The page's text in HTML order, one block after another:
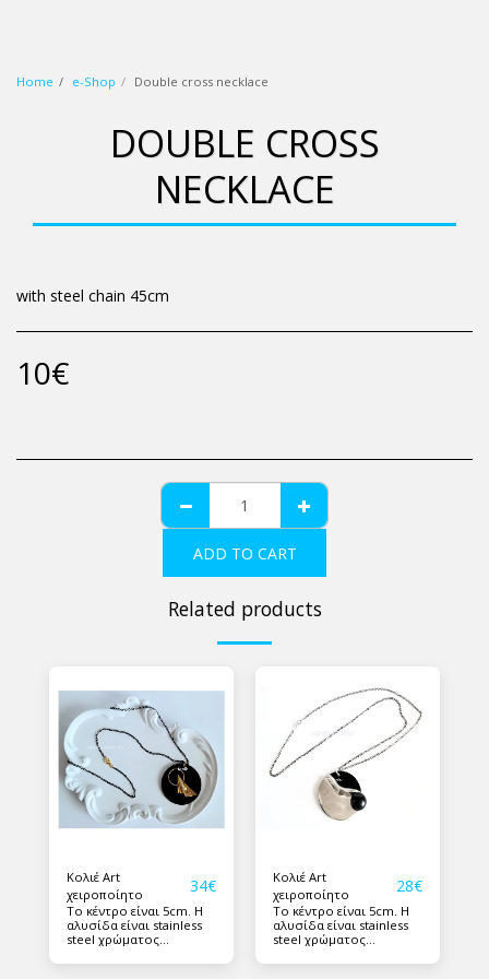
Home e-Shop Double cross necklace
DOUBLE CROSS
NECKLACE
with steel chain 45cm
10€
ADD TO CART
Related products
Κολιέ Art
χειροποίητο
34€
Το κέντρο είναι 5cm. Η
αλυσίδα είναι stainless
steel χρώματος
Κολιέ Art
χειροποίητο
28€
Το κέντρο είναι 5cm. Η
αλυσίδα είναι stainless
steel χρώματος